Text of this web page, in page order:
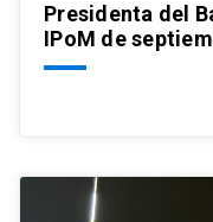
Presidenta del
IPoM de